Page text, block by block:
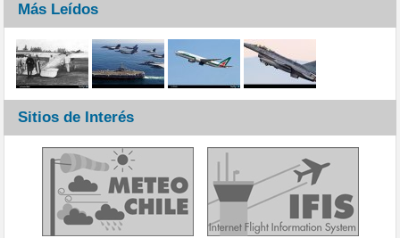
Más Leídos
Sitios de Interés